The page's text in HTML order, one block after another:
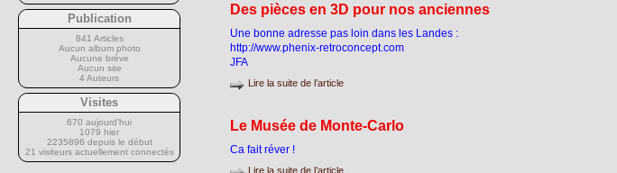
Des pièces en 3D pour nos anciennes
Une bonne adresse pas loin dans les Landes :
http://www.phenix-retroconcept.com
JFA
Lire la suite de l’article
Le Musée de Monte-Carlo
Ca fait réver !
Lire la suite de l’article
Publication
841 Articles
Aucun album photo
Aucune brève
Aucun site
4 Auteurs
Visites
670 aujourd’hui
1079 hier
2235896 depuis le début
21 visiteurs actuellement connectés